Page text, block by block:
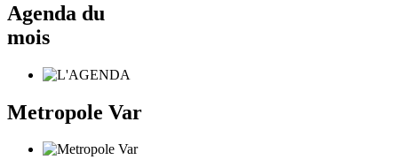
Agenda du
mois
Metropole Var